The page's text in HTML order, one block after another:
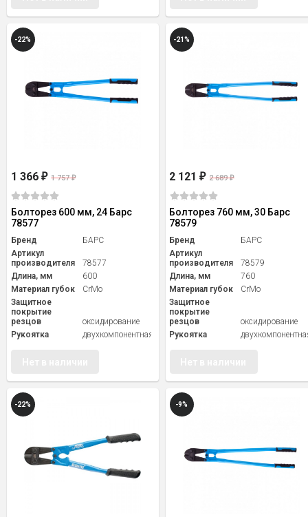
-22%
1 366 ₽ 1 757₽
Болторез 600 мм, 24 Барс
78577
Бренд
БАРС
Артикул
производителя
78577
Длина, мм
600
Материал губок
CrMo
Защитное
покрытие
резцов
оксидирование
Рукоятка
двухкомпонентная
-21%
2 121₽ 2 689₽
Болторез 760 мм, 30 Барс
78579
Бренд
БАРС
Артикул
производителя
78579
Длина, мм
760
Материал губок
CrMo
Защитное
покрытие
резцов
оксидирование
Рукоятка
-22% -9%